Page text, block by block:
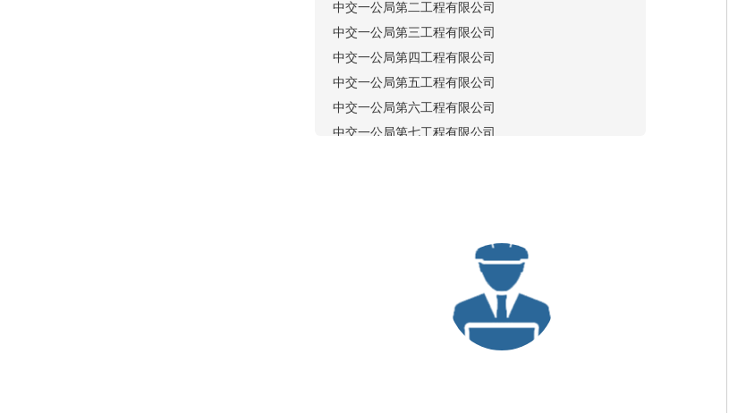
中交一公局第二工程有限公司
中交一公局第三工程有限公司
中交一公局第四工程有限公司
中交一公局第五工程有限公司
中交一公局第六工程有限公司
中交一公局第七工程有限公司
中交一公局集团华中工程有限公司
隧道工程专业承包一级
中交一公局集团有限公司